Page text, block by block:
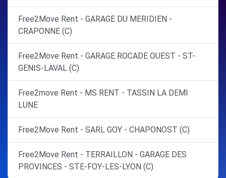
Free2Move Rent - GARAGE DU MERIDIEN -
CRAPONNE (C)
Free2Move Rent - GARAGE ROCADE OUEST - ST-
GENIS-LAVAL (C)
Free2move Rent - MS RENT - TASSIN LA DEMI
LUNE
Free2Move Rent - SARL GOY - CHAPONOST (C)
Free2Move Rent - TERRAILLON - GARAGE DES
PROVINCES - STE-FOY-LES-LYON (C)